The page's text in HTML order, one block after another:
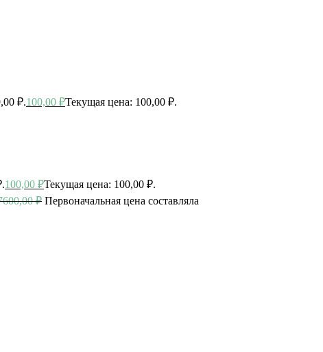
₽.100,00 ₽Текущая цена: 100,00 ₽.
100,00 ₽Текущая цена: 100,00 ₽.
₽ Первоначальная цена составляла